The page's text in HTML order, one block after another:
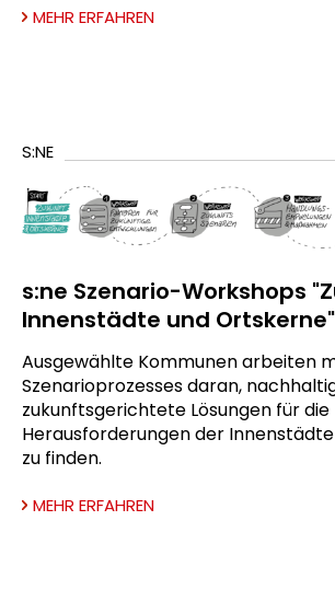
MEHR ERFAHREN
S:NE
s:ne Szenario-Workshops
Innenstädte und Ortskerne"
Ausgewählte Kommunen arbeiten
Szenarioprozesses daran,
zukunftsgerichtete Lösungen für die
Herausforderungen der
zu finden.
MEHR ERFAHREN